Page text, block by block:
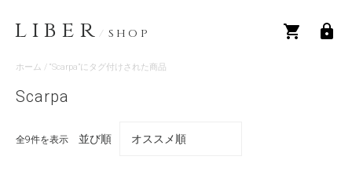
LIBER / SHOP
ホーム / “Scarpa”にタグ付けされた商品
Scarpa
全9件を表示 並び順